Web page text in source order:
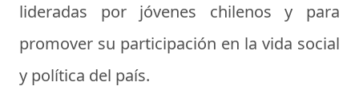
lideradas por jóvenes chilenos y para
promover su participación en la vida social
y política del país.